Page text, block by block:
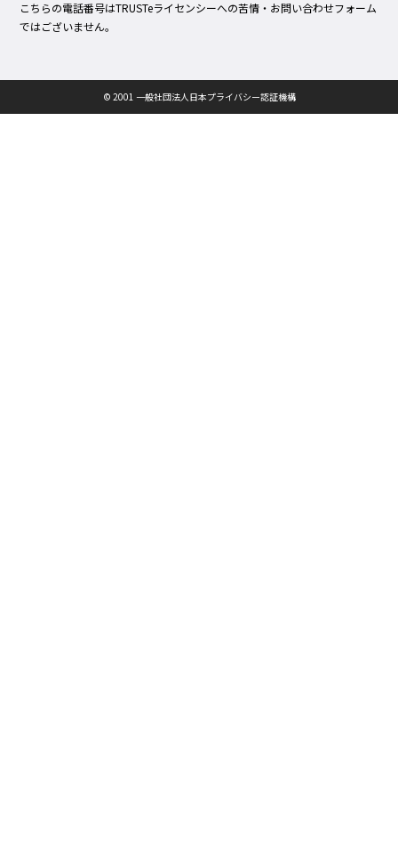
こちらの電話番号はTRUSTeライセンシーへの苦情・お問い合わせフォーム
ではございません。
© 2001 一般社団法人日本プライバシー認証機構